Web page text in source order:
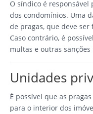
O síndico é
dos condomínios. Uma
de pragas, que deve
Caso contrário, é
multas e outras
Unidades
É possível que as
para o interior dos